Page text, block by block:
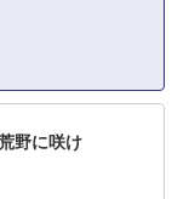
野に咲け